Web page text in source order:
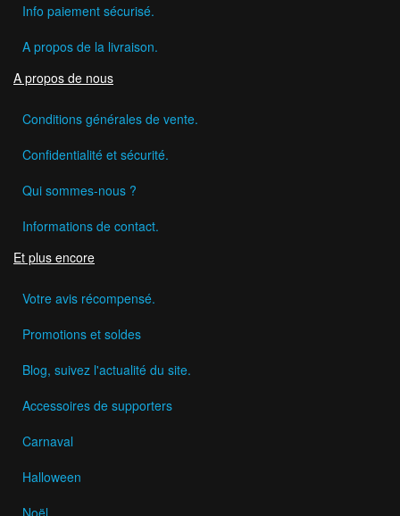
Info paiement sécurisé.
A propos de la livraison.
A propos de nous
Conditions générales de vente.
Confidentialité et sécurité.
Qui sommes-nous ?
Informations de contact.
Et plus encore
Votre avis récompensé.
Promotions et soldes
Blog, suivez l'actualité du site.
Accessoires de supporters
Carnaval
Halloween
Noël